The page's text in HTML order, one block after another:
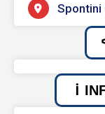
Spontini